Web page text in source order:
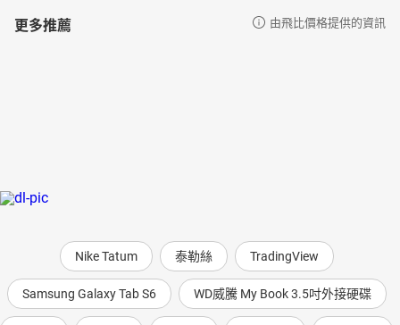
更多推薦 由飛比價格提供的資訊
Nike Tatum 泰勒絲 TradingView
Samsung Galaxy Tab S6 WD威騰 My Book 3.5吋外接硬碟